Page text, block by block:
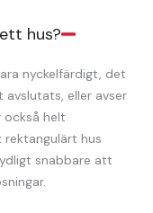
hus?
nyckelfärdigt, det
eller avser
också helt
rektangulärt hus
snabbare att